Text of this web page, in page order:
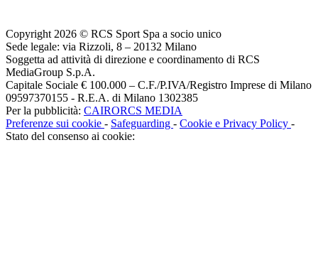
Copyright 2026 © RCS Sport Spa a socio unico
Sede legale: via Rizzoli, 8 – 20132 Milano
Soggetta ad attività di direzione e coordinamento di RCS
MediaGroup S.p.A.
Capitale Sociale € 100.000 – C.F./P.IVA/Registro Imprese di Milano
09597370155 - R.E.A. di Milano 1302385
Per la pubblicità: CAIRORCS MEDIA
Preferenze sui cookie - Safeguarding - Cookie e Privacy Policy -
Stato del consenso ai cookie: